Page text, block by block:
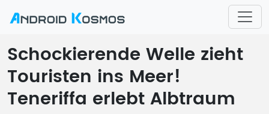
Schockierende Welle zieht
Touristen ins Meer!
Teneriffa erlebt Albtraum